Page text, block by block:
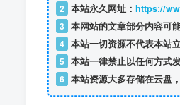
2 本站永久网址： https://
3 本网站的文章部分内容可
4 本站一切资源不代表本站
5 本站一律禁止以任何方式
6 本站资源大多存储在云盘